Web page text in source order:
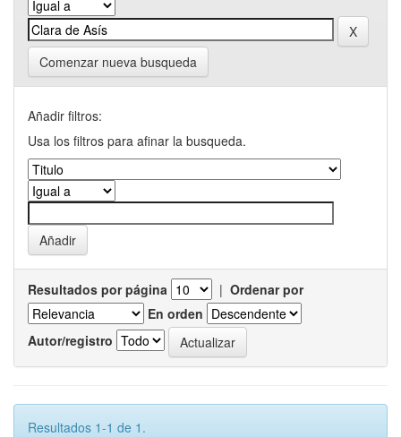
Comenzar nueva busqueda
Añadir filtros:
Usa los filtros para afinar la busqueda.
Resultados por página | Ordenar por
En orden
Autor/registro
Resultados 1-1 de 1.